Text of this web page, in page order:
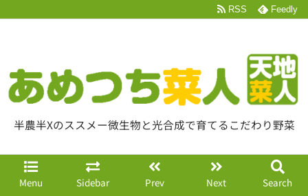
半農半Xのススメー微生物と光合成で育てるこだわり野菜
Menu Sidebar Prev Next Search
RSS Feedly